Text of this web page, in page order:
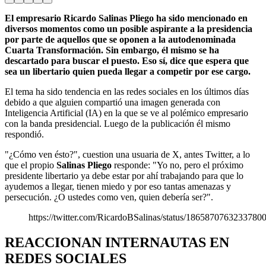
El empresario Ricardo Salinas Pliego ha sido mencionado en
diversos momentos como un posible aspirante a la presidencia
por parte de aquellos que se oponen a la autodenominada
Cuarta Transformación. Sin embargo, él mismo se ha
descartado para buscar el puesto. Eso sí, dice que espera que
sea un libertario quien pueda llegar a competir por ese cargo.
El tema ha sido tendencia en las redes sociales en los últimos días
debido a que alguien compartió una imagen generada con
Inteligencia Artificial (IA) en la que se ve al polémico empresario
con la banda presidencial. Luego de la publicación él mismo
respondió.
"¿Cómo ven ésto?", cuestion una usuaria de X, antes Twitter, a lo
que el propio Salinas Pliego responde: "Yo no, pero el próximo
presidente libertario ya debe estar por ahí trabajando para que lo
ayudemos a llegar, tienen miedo y por eso tantas amenazas y
persecución. ¿O ustedes como ven, quien debería ser?".
https://twitter.com/RicardoBSalinas/status/
REACCIONAN INTERNAUTAS EN
REDES SOCIALES